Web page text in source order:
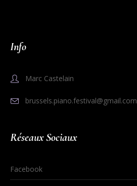
Info
Marc Castelain
brussels.piano.festival@gmail.com
Réseaux Sociaux
Facebook